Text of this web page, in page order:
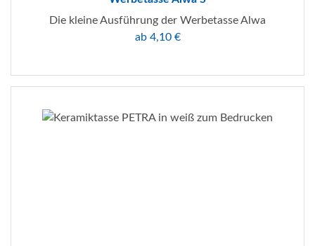
Die kleine Ausführung der Werbetasse Alwa
ab 4,10 €